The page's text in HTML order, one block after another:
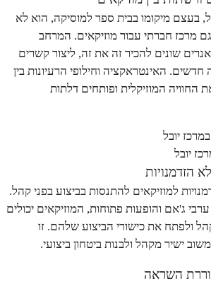
בעצם מיקומו בבית ספר למוסיקה, הוא לא
מרכז חברתי עבור מוזיקאים. המרחב
שונים להכיר זה את זה, ליצור קשרים
חדשים. האינטראקציה וחילופי הרעיונות בין
החוויה המוזיקלית ופותחים דלתות
יובל
הזדמנויות
למוזיקאים להתנסות בביצוע בפני קהל.
ג'אם והופעות פתוחות, המוזיקאים יכולים
ולפתח את כישורי הביצוע שלהם. זו
ישיר מקהל ולבנות ביטחון ביצועי.
השראה